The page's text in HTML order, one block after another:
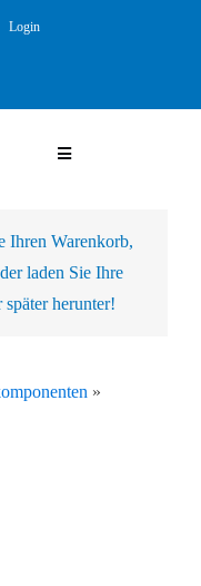
Login
Toggle
Ihren Warenkorb,
laden Sie Ihre
herunter!
»